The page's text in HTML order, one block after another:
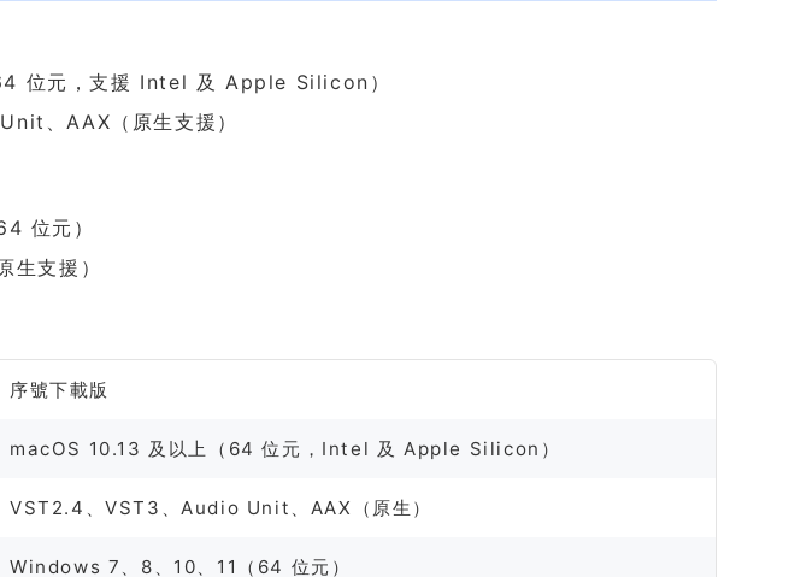
位元，支援 Intel 及 Apple Silicon）
、AAX（原生支援）
位元）
支援）
序號下載版
macOS 10.13 及以上（64 位元，Intel 及 Apple Silicon）
VST2.4、VST3、Audio Unit、AAX（原生）
Windows 7、8、10、11（64 位元）